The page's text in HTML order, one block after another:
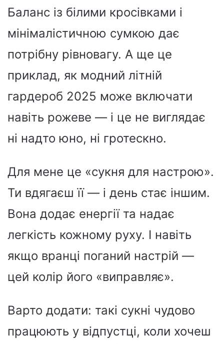
Баланс із білими кросівками і
мінімалістичною сумкою дає
потрібну рівновагу. А ще це
приклад, як модний літній
гардероб 2025 може включати
навіть рожеве — і це не виглядає
ні надто юно, ні гротескно.
Для мене це «сукня для настрою».
Ти вдягаєш її — і день стає іншим.
Вона додає енергії та надає
легкість кожному руху. І навіть
якщо вранці поганий настрій —
цей колір його «виправляє».
Варто додати: такі сукні чудово
працюють у відпустці, коли хочеш